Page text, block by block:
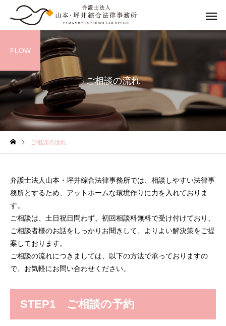
離婚の相談 離婚までの
ご相談の流れ
FLOW
ご相談の流れ
弁護士法人山本・坪井綜合法律事務所では、相談しやすい法律事
務所とするため、アットホームな環境作りに力を入れておりま
す。
ご相談は、土日祝日問わず、初回相談料無料で受け付けており、
ご相談者様のお話をしっかりお聞きして、よりよい解決策をご提
案しております。
ご相談の流れにつきましては、以下の方法で承っておりますの
で、お気軽にお問い合わせください。
STEP1 ご相談の予約